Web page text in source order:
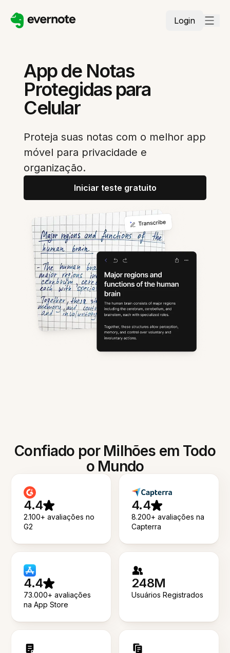
Login
App de Notas
Protegidas para
Celular
Proteja suas notas com o melhor app
móvel para privacidade e
organização.
Iniciar teste gratuito
Confiado por Milhões em Todo
o Mundo
4.4
2.100+ avaliações no
G2
4.4
8.200+ avaliações na
Capterra
4.4
73.000+ avaliações
na App Store
248M
Usuários Registrados